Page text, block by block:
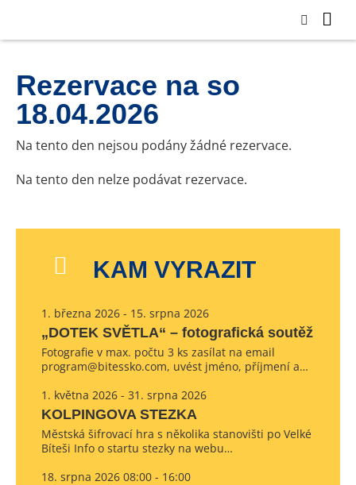
Rezervace na so
18.04.2026
Na tento den nejsou podány žádné rezervace.
Na tento den nelze podávat rezervace.
KAM VYRAZIT
1. března 2026 - 15. srpna 2026
„DOTEK SVĚTLA“ – fotografická soutěž
Fotografie v max. počtu 3 ks zasílat na email
program@bitessko.com, uvést jméno, příjmení a…
1. května 2026 - 31. srpna 2026
KOLPINGOVA STEZKA
Městská šifrovací hra s několika stanovišti po Velké
Bíteši Info o startu stezky na webu…
18. srpna 2026 08:00 - 16:00